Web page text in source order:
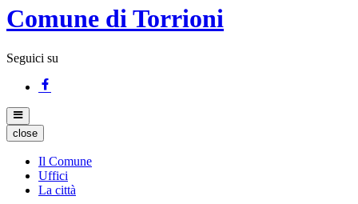
Comune di Torrioni
Seguici su
close
Il Comune
Uffici
La città